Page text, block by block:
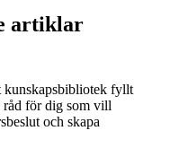
artiklar
kunskapsbibliotek fyllt
råd för dig som vill
och skapa